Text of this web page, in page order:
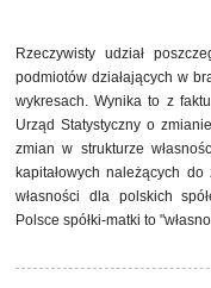
pozostałe
Rzeczywisty udział
podmiotów działających w
wykresach. Wynika to z
Urząd Statystyczny o
zmian w strukturze
kapitałowych należących
własności dla polskich
Polsce spółki-matki to